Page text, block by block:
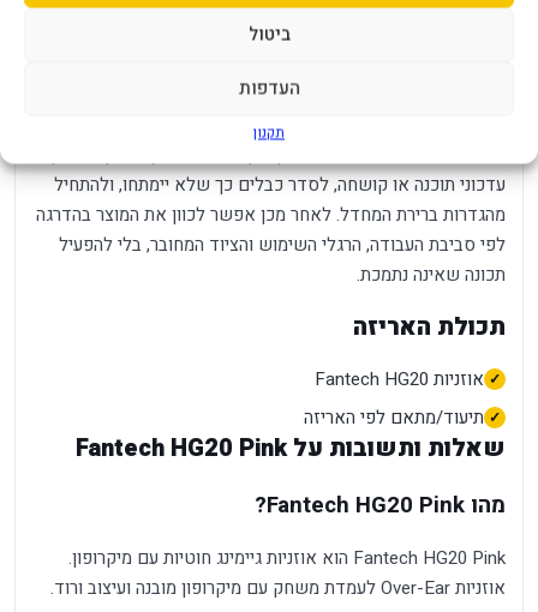
ביטול
העדפות
תקנון
אביזרים או תמיכת תוכנה שונים.
קליטה, זמן סוללה ובהירות מרביים דורשים ציוד, כבלים והגדרות
תואמים. התקנה נכונה ועדכון מערכת מסייעים לקבל תוצאה עקבית
עדכוני תוכנה או קושחה, לסדר כבלים כך שלא יימתחו, ולהתחיל
מהגדרות ברירת המחדל. לאחר מכן אפשר לכוון את המוצר בהדרגה
לפי סביבת העבודה, הרגלי השימוש והציוד המחובר, בלי להפעיל
תכונה שאינה נתמכת.
תכולת האריזה
אוזניות Fantech HG20
תיעוד/מתאם לפי האריזה
שאלות ותשובות על Fantech HG20 Pink
מהו Fantech HG20 Pink?
Fantech HG20 Pink הוא אוזניות גיימינג חוטיות עם מיקרופון.
אוזניות Over-Ear לעמדת משחק עם מיקרופון מובנה ועיצוב ורוד.